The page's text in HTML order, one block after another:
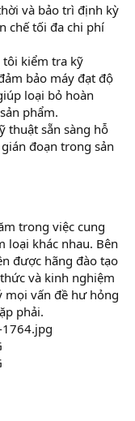
và bảo trì định kỳ
chế tối đa chi phí
tôi kiểm tra kỹ
bảo máy đạt độ
loại bỏ hoàn
phẩm.
thuật sẵn sàng hỗ
đoạn trong sản
trong việc cung
loại khác nhau. Bên
được hãng đào tạo
và kinh nghiệm
mọi vấn đề hư hỏng
phải.